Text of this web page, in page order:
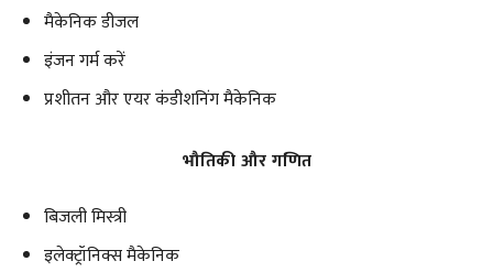
मैकेनिक डीजल
इंजन गर्म करें
प्रशीतन और एयर कंडीशनिंग मैकेनिक
भौतिकी और गणित
बिजली मिस्त्री
इलेक्ट्रॉनिक्स मैकेनिक